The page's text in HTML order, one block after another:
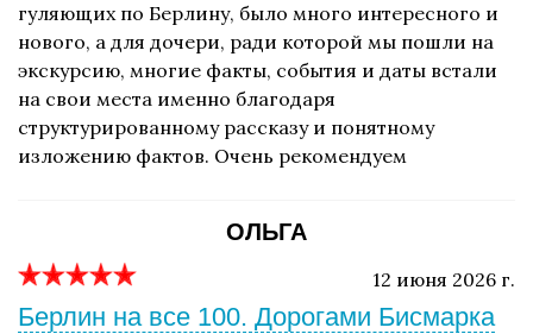
гуляющих по Берлину, было много интересного и
нового, а для дочери, ради которой мы пошли на
экскурсию, многие факты, события и даты встали
на свои места именно благодаря
структурированному рассказу и понятному
изложению фактов. Очень рекомендуем
ОЛЬГА
12 июня 2026 г.
Берлин на все 100. Дорогами Бисмарка